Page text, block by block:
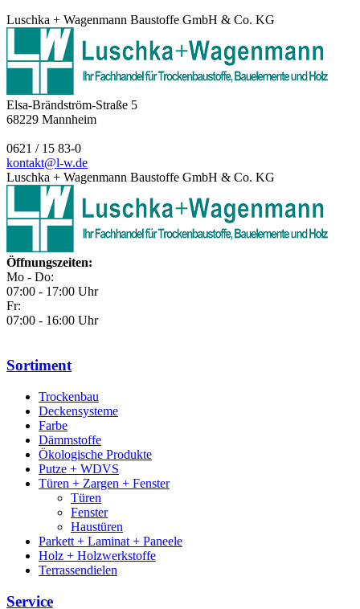
Luschka + Wagenmann Baustoffe GmbH & Co. KG
Elsa-Brändström-Straße 5
68229 Mannheim
0621 / 15 83-0
kontakt@l-w.de
Luschka + Wagenmann Baustoffe GmbH & Co. KG
Öffnungszeiten:
Mo - Do:
07:00 - 17:00 Uhr
Fr:
07:00 - 16:00 Uhr
Sortiment
Trockenbau
Deckensysteme
Farbe
Dämmstoffe
Ökologische Produkte
Putze + WDVS
Türen + Zargen + Fenster
Türen
Fenster
Haustüren
Parkett + Laminat + Paneele
Holz + Holzwerkstoffe
Terrassendielen
Service